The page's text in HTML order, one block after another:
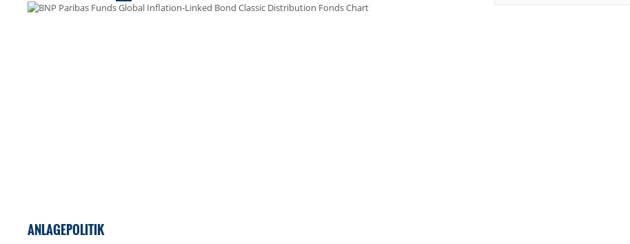
ANLAGEPOLITIK